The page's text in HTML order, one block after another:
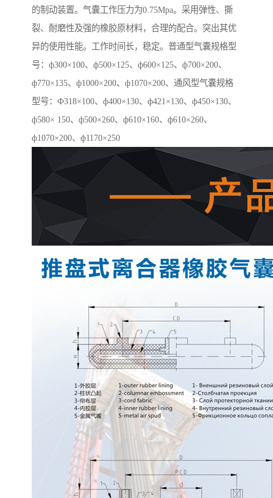
的制动装置。气囊工作压力为0.75Mpa。采用弹性、撕
裂、耐磨性及强的橡胶原材料，合理的配合。突出其优
异的使用性能。工作时间长，稳定。普通型气囊规格型
号：ф300×100、ф500×125、ф600×125、ф700×200、
ф770×135、ф1000×200、ф1070×200、通风型气囊规格
型号：Ф318×100、ф400×130、ф421×130、ф450×130、
ф580× 150、ф500×260、ф610×160、ф610×260、
ф1070×200、ф1170×250